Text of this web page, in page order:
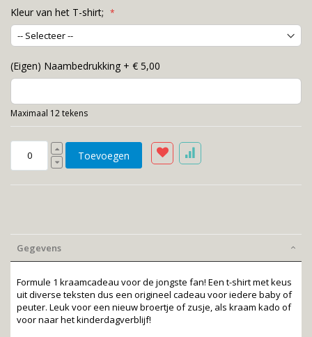
Kleur van het T-shirt;
(Eigen) Naambedrukking + € 5,00
Maximaal 12 tekens
Toevoegen
Gegevens
Formule 1 kraamcadeau voor de jongste fan! Een t-shirt met keus
uit diverse teksten dus een origineel cadeau voor iedere baby of
peuter. Leuk voor een nieuw broertje of zusje, als kraam kado of
voor naar het kinderdagverblijf!